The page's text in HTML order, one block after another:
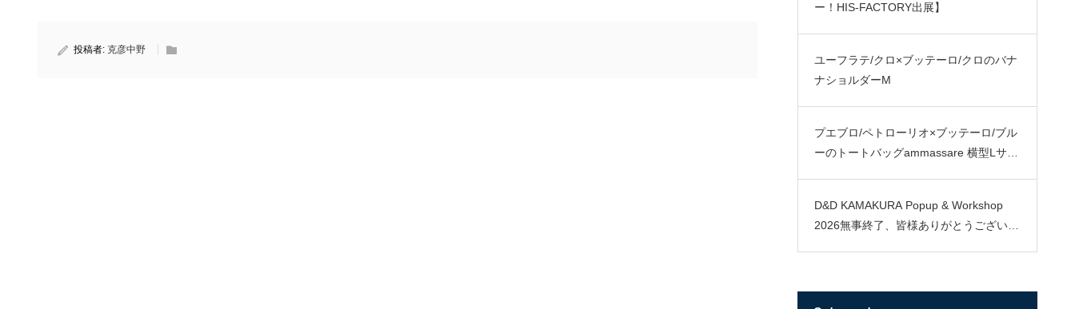
投稿者: 克彦中野
ー！HIS-FACTORY出展】
ユーフラテ/クロ×ブッテーロ/クロのバナ
ナショルダーM
プエブロ/ペトローリオ×ブッテーロ/ブル
ーのトートバッグammassare 横型Lサイ
D&D KAMAKURA Popup & Workshop
2026無事終了、皆様ありがとうございま